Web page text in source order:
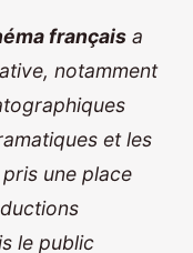
français a
notamment
et les
une place
le public